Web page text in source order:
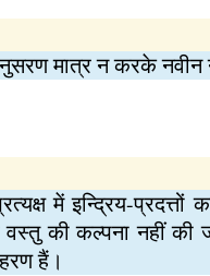
मात्र न करके नवीन
में इन्द्रिय-
वस्तु की कल्पना नहीं
हैं।